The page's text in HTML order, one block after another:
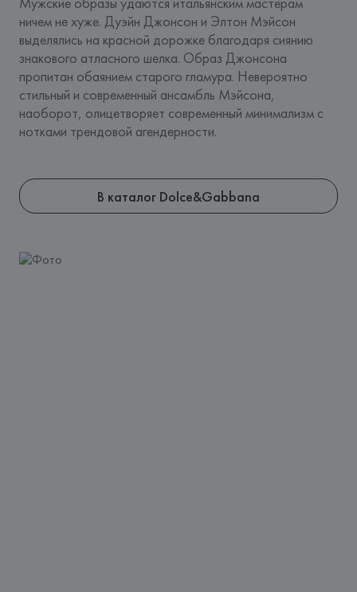
ничем не хуже. Дуэйн Джонсон и Элтон Мэйсон
выделялись на красной дорожке благодаря сиянию
знакового атласного шелка. Образ Джонсона
пропитан обаянием старого гламура. Невероятно
стильный и современный ансамбль Мэйсона,
наоборот, олицетворяет современный минимализм с
нотками трендовой агендерности.
В каталог Dolce&Gabbana